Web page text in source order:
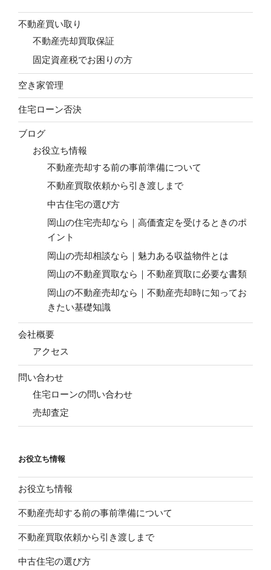
不動産買い取り
不動産売却買取保証
固定資産税でお困りの方
空き家管理
住宅ローン否決
ブログ
お役立ち情報
不動産売却する前の事前準備について
不動産買取依頼から引き渡しまで
中古住宅の選び方
岡山の住宅売却なら｜高価査定を受けるときのポ
イント
岡山の売却相談なら｜魅力ある収益物件とは
岡山の不動産買取なら｜不動産買取に必要な書類
岡山の不動産売却なら｜不動産売却時に知ってお
きたい基礎知識
会社概要
アクセス
問い合わせ
住宅ローンの問い合わせ
売却査定
お役立ち情報
お役立ち情報
不動産売却する前の事前準備について
不動産買取依頼から引き渡しまで
中古住宅の選び方